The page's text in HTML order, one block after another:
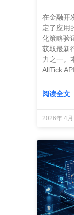
在金融开
定了应用
化策略验
获取最新
力之一。
AllTick
阅读全文
2026年 4月